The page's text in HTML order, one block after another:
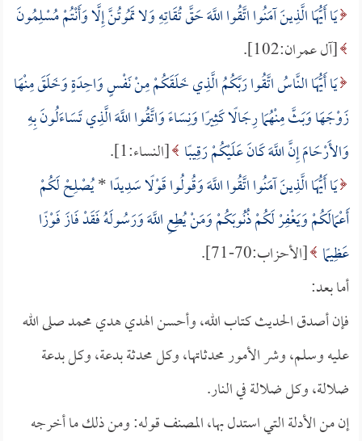
يَا أَيُّهَا الَّذِينَ آمَنُوا اتَّقُوا اللَّهَ حَقَّ تُقَاتِهِ وَلا تَمُوتُنَّ إِلَّا وَأَنْتُمْ مُسْلِمُونَ
[آل عمران:102].
يَا أَيُّهَا النَّاسُ اتَّقُوا رَبَّكُمُ الَّذِي خَلَقَكُمْ مِنْ نَفْسٍ وَاحِدَةٍ وَخَلَقَ مِنْهَا
زَوْجَهَا وَبَثَّ مِنْهُمَا رِجَالًا كَثِيرًا وَنِسَاءً وَاتَّقُوا اللَّهَ الَّذِي تَسَاءَلُونَ بِهِ
وَالأَرْحَامَ إِنَّ اللَّهَ كَانَ عَلَيْكُمْ رَقِيبًا [النساء:1].
يَا أَيُّهَا الَّذِينَ آمَنُوا اتَّقُوا اللَّهَ وَقُولُوا قَوْلًا سَدِيدًا*يُصْلِحْ لَكُمْ
أَعْمَالَكُمْ وَيَغْفِرْ لَكُمْ ذُنُوبَكُمْ وَمَنْ يُطِعِ اللَّهَ وَرَسُولَهُ فَقَدْ فَازَ فَوْزًا
عَظِيمًا [الأحزاب:70-71].
أما بعد:
فإن أصدق الحديث كتاب الله، وأحسن الهدي هدي محمد صلى الله
عليه وسلم، وشر الأمور محدثاتها، وكل محدثة بدعة، وكل بدعة
ضلالة، وكل ضلالة في النار.
إن من الأدلة التي استدل بها، المصنف قوله: ومن ذلك ما أخرجه